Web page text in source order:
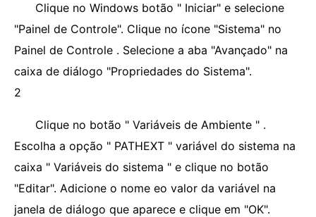
Clique no Windows botão " Iniciar" e selecione
"Painel de Controle". Clique no ícone "Sistema" no
Painel de Controle . Selecione a aba "Avançado" na
caixa de diálogo "Propriedades do Sistema".
2
Clique no botão " Variáveis ​​de Ambiente " .
Escolha a opção " PATHEXT " variável do sistema na
caixa " Variáveis ​​do sistema " e clique no botão
"Editar". Adicione o nome eo valor da variável na
janela de diálogo que aparece e clique em "OK".